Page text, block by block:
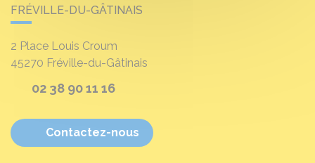
FRÉVILLE-DU-GÂTINAIS
2 Place Louis Croum
45270 Fréville-du-Gâtinais
02 38 90 11 16
Contactez-nous